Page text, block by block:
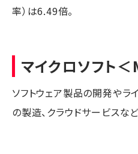
率）は6.49倍。
マイクロソフト＜
ソフトウェア製品の開発やラ
の製造、クラウドサービスな